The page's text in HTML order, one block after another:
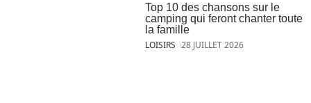
Top 10 des chansons sur le
camping qui feront chanter toute
la famille
LOISIRS 28 JUILLET 2026